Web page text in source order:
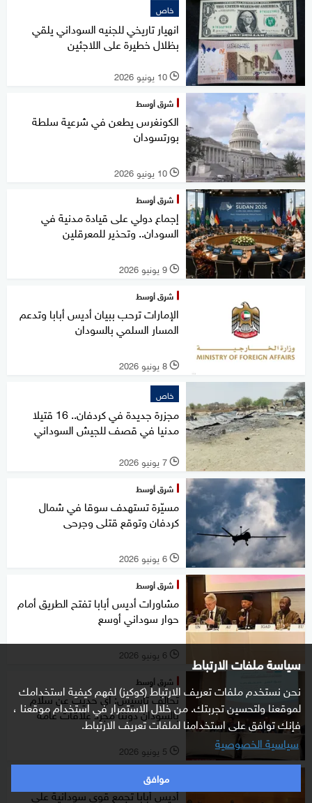
سياسة ملفات الارتباط
نحن نستخدم ملفات تعريف الارتباط (كوكيز) لفهم كيفية استخدامك
لموقعنا ولتحسين تجربتك. من خلال الاستمرار في استخدام موقعنا ،
فإنك توافق على استخدامنا لملفات تعريف الارتباط.
سياسية الخصوصية
موافق
خاص
انهيار تاريخي للجنيه السوداني يلقي
بظلال خطيرة على اللاجئين
l 10 يونيو 2026
شرق أوسط
الكونغرس يطعن في شرعية سلطة
بورتسودان
l 10 يونيو 2026
شرق أوسط
إجماع دولي على قيادة مدنية في
السودان.. وتحذير للمعرقلين
l 9 يونيو 2026
شرق أوسط
الإمارات ترحب ببيان أديس أبابا وتدعم
المسار السلمي بالسودان
l 8 يونيو 2026
خاص
مجزرة جديدة في كردفان.. 16 قتيلا
مدنيا في قصف للجيش السوداني
l 7 يونيو 2026
شرق أوسط
مسيّرة تستهدف سوقا في شمال
كردفان وتوقع قتلى وجرحى
l 6 يونيو 2026
شرق أوسط
مشاورات أديس أبابا تفتح الطريق أمام
حوار سوداني أوسع
l 6 يونيو 2026
شرق أوسط
تحالف تأسيس: أي حديث عن سلام
بالسودان دوننا مجرد علاقات عامة
l 5 يونيو 2026
شرق أوسط
أديس أبابا تجمع قوى سودانية على